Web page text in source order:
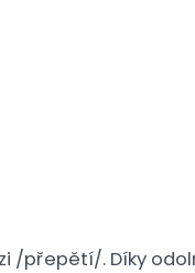
/přepětí/. Díky